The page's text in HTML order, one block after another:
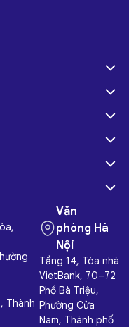
Thành
Văn
phòng Hà
Nội
Tầng 14, Tòa nhà
VietBank, 70–72
Phố Bà Triệu,
Phường Cửa
Nam, Thành phố